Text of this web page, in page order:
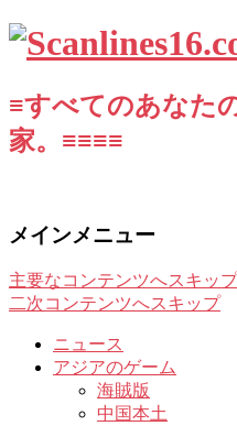
≡すべてのあなた
家。≡≡≡≡
メインメニュー
主要なコンテンツへスキップ
二次コンテンツへスキップ
ニュース
アジアのゲーム
海賊版
中国本土